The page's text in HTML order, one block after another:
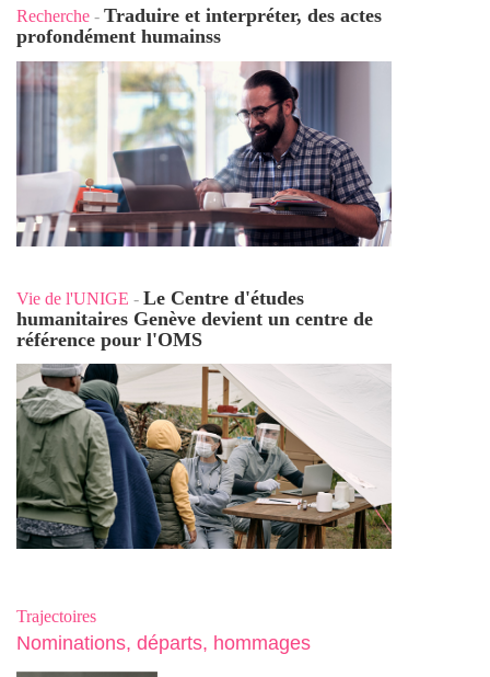
Recherche - Traduire et interpréter, des actes
profondément humainss
Vie de l'UNIGE - Le Centre d'études
humanitaires Genève devient un centre de
référence pour l'OMS
Trajectoires
Nominations, départs, hommages